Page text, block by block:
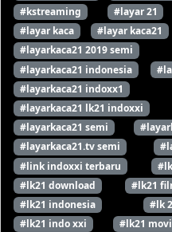
#kstreaming
#layar 21
#layar kaca
#layar kaca21
#layarkaca21 2019 semi
#layarkaca21 indonesia
#layarkaca21 indoxx1
#layarkaca21 lk21 indoxxi
#layarkaca21 semi
#layarkaca21.tv semi
#link indoxxi terbaru
#lk21 download
#lk21
#lk21 indonesia
#lk
#lk21 indo xxi
#lk21